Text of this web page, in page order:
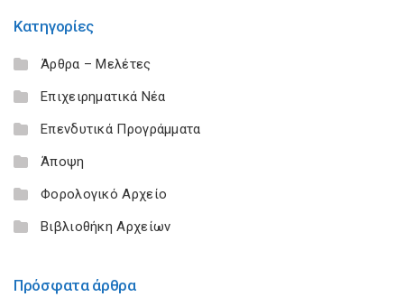
Κατηγορίες
Άρθρα – Μελέτες
Επιχειρηματικά Νέα
Επενδυτικά Προγράμματα
Άποψη
Φορολογικό Αρχείο
Βιβλιοθήκη Αρχείων
Πρόσφατα άρθρα